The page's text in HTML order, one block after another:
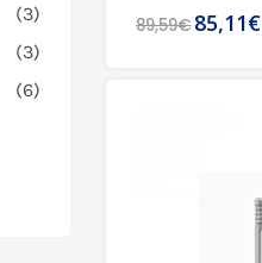
(3)
(3)
(6)
89,59€85,11€